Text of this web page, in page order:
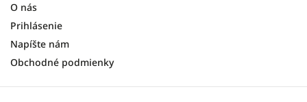
O nás
Prihlásenie
Napíšte nám
Obchodné podmienky